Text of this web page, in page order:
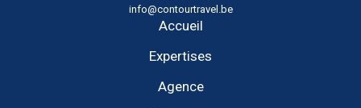
info@contourtravel.be
Accueil
Expertises
Agence